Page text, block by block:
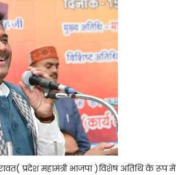
प्रदेश महामंत्री भाजपा )विशेष अतिथि के रूप में